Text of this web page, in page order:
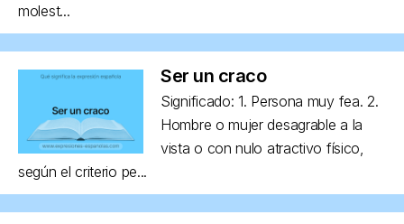
molest...
Ser un craco
Significado: 1. Persona muy fea. 2.
Hombre o mujer desagrable a la
vista o con nulo atractivo físico,
según el criterio pe...